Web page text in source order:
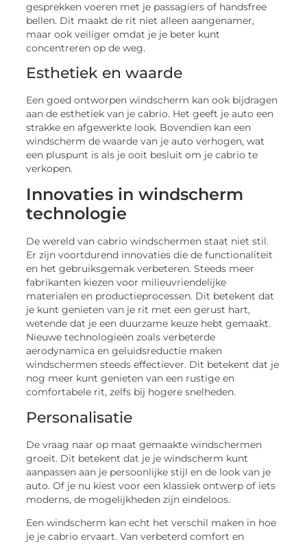
gesprekken voeren met je passagiers of handsfree
bellen. Dit maakt de rit niet alleen aangenamer,
maar ook veiliger omdat je je beter kunt
concentreren op de weg.
Esthetiek en waarde
Een goed ontworpen windscherm kan ook bijdragen
aan de esthetiek van je cabrio. Het geeft je auto een
strakke en afgewerkte look. Bovendien kan een
windscherm de waarde van je auto verhogen, wat
een pluspunt is als je ooit besluit om je cabrio te
verkopen.
Innovaties in windscherm
technologie
De wereld van cabrio windschermen staat niet stil.
Er zijn voortdurend innovaties die de functionaliteit
en het gebruiksgemak verbeteren. Steeds meer
fabrikanten kiezen voor milieuvriendelijke
materialen en productieprocessen. Dit betekent dat
je kunt genieten van je rit met een gerust hart,
wetende dat je een duurzame keuze hebt gemaakt.
Nieuwe technologieën zoals verbeterde
aerodynamica en geluidsreductie maken
windschermen steeds effectiever. Dit betekent dat je
nog meer kunt genieten van een rustige en
comfortabele rit, zelfs bij hogere snelheden.
Personalisatie
De vraag naar op maat gemaakte windschermen
groeit. Dit betekent dat je je windscherm kunt
aanpassen aan je persoonlijke stijl en de look van je
auto. Of je nu kiest voor een klassiek ontwerp of iets
moderns, de mogelijkheden zijn eindeloos.
Een windscherm kan echt het verschil maken in hoe
je je cabrio ervaart. Van verbeterd comfort en